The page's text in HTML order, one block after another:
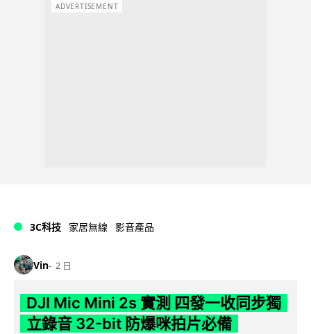
ADVERTISEMENT
3C科技 家居無線 影音產品
Vin 2 日
DJI Mic Mini 2s 實測 四發一收同步獨
立錄音 32-bit 防爆咪拍片必備